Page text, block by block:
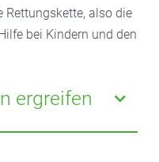
Rettungskette, also die
bei Kindern und den
ergreifen
sollten Sie Ihren
verlieren.